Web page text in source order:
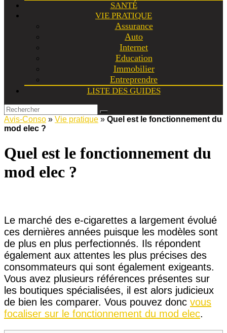
SANTÉ
VIE PRATIQUE
Assurance
Auto
Internet
Education
Immobilier
Entreprendre
LISTE DES GUIDES
Avis-Conso » Vie pratique » Quel est le fonctionnement du
mod elec ?
Quel est le fonctionnement du
mod elec ?
Le marché des e-cigarettes a largement évolué
ces dernières années puisque les modèles sont
de plus en plus perfectionnés. Ils répondent
également aux attentes les plus précises des
consommateurs qui sont également exigeants.
Vous avez plusieurs références présentes sur
les boutiques spécialisées, il est alors judicieux
de bien les comparer. Vous pouvez donc vous
focaliser sur le fonctionnement du mod elec.